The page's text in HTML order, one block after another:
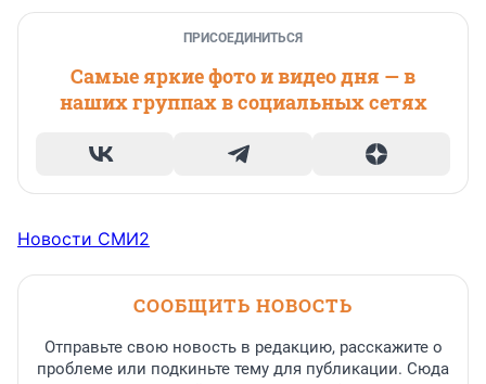
ПРИСОЕДИНИТЬСЯ
Самые яркие фото и видео дня — в
наших группах в социальных сетях
Новости СМИ2
СООБЩИТЬ НОВОСТЬ
Отправьте свою новость в редакцию, расскажите о
проблеме или подкиньте тему для публикации. Сюда